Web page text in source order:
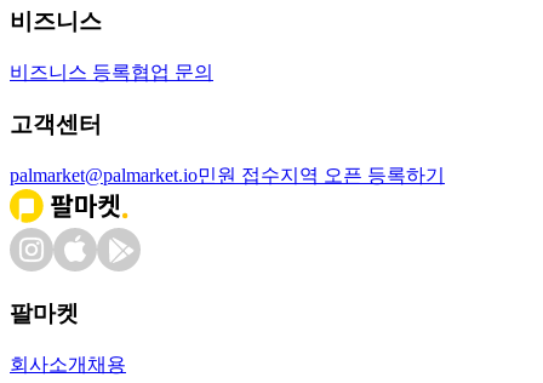
비즈니스
비즈니스 등록협업 문의
고객센터
palmarket@palmarket.io민원 접수지역 오픈 등록하기
팔마켓
회사소개 채용